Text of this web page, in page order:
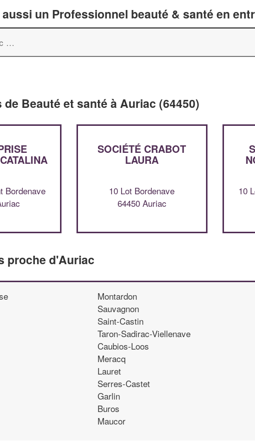
un Professionnel beauté & santé en
Beauté et santé à Auriac (64450)
Bordenave
SOCIÉTÉ CRABOT
LAURA
10 Lot Bordenave
64450 Auriac
10
proche d'Auriac
Montardon
Sauvagnon
Saint-Castin
Taron-Sadirac-Viellenave
Caubios-Loos
Meracq
Lauret
Serres-Castet
Garlin
Buros
Maucor